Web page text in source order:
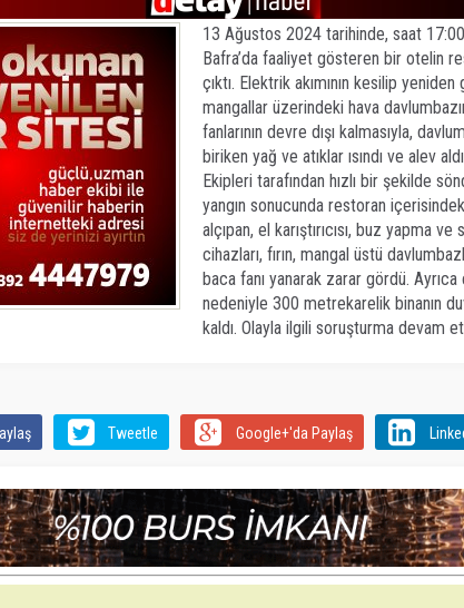
13 Ağustos 2024 tarihinde, saat 17:00
Bafra’da faaliyet gösteren bir otelin
çıktı. Elektrik akımının kesilip
mangallar üzerindeki hava
fanlarının devre dışı kalmasıyla,
biriken yağ ve atıklar ısındı ve alev
Ekipleri tarafından hızlı bir şekilde
yangın sonucunda restoran
alçıpan, el karıştırıcısı, buz yapma ve
cihazları, fırın, mangal üstü
baca fanı yanarak zarar gördü. Ayrıca
nedeniyle 300 metrekarelik binanın
kaldı. Olayla ilgili soruşturma devam
Tweetle Google+'da Paylaş